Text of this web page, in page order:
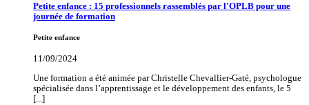
Petite enfance : 15 professionnels rassemblés par l'OPLB pour une
journée de formation
Petite enfance
11/09/2024
Une formation a été animée par Christelle Chevallier-Gaté, psychologue
spécialisée dans l’apprentissage et le développement des enfants, le 5
[...]